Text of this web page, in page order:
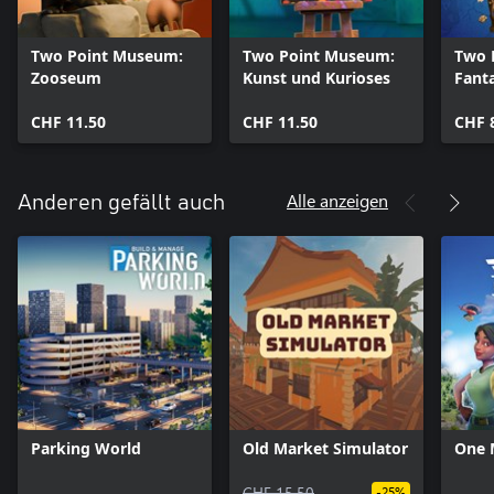
Two Point Museum:
Zooseum
CHF 11.50
Two Point Museum:
Kunst und Kurioses
CHF 11.50
Two
CHF
Anderen gefällt auch Alle anzeigen
Parking World Old Market Simulator One